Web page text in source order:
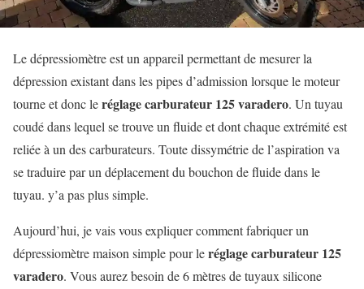
Le dépressiomètre est un appareil permettant de mesurer la
dépression existant dans les pipes d’admission lorsque le moteur
tourne et donc leréglage carburateur 125 varadero. Un tuyau
coudé dans lequel se trouve un fluide et dont chaque extrémité est
reliée à un des carburateurs. Toute dissymétrie de l’aspiration va
se traduire par un déplacement du bouchon de fluide dans le
tuyau. y’a pas plus simple.
Aujourd’hui, je vais vous expliquer comment fabriquer un
dépressiomètre maison simple pour leréglage carburateur 125
varadero. Vous aurez besoin de 6 mètres de tuyaux silicone